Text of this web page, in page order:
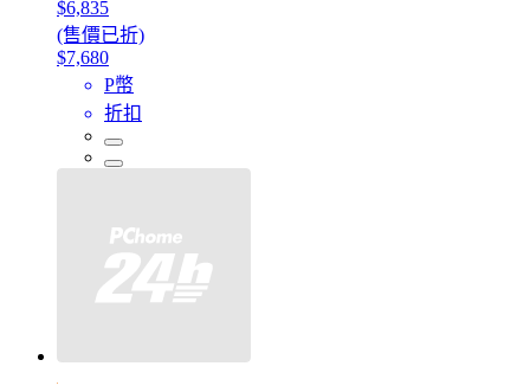
$6,835
(售價已折)
$7,680
P幣
折扣